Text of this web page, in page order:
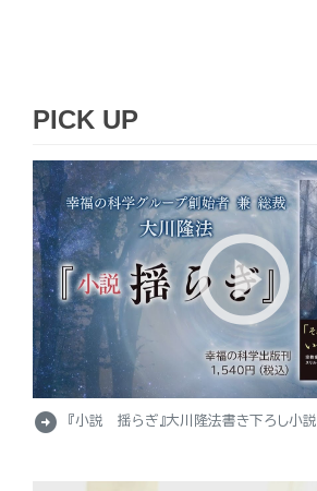
PICK UP
arrow_circle_right 『小説 揺らぎ』大川隆法書き下ろし小説